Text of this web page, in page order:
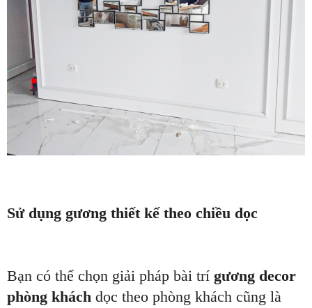
Sử dụng gương thiết kế theo chiều dọc
Bạn có thể chọn giải pháp bài trí gương decor
phòng khách dọc theo phòng khách cũng là